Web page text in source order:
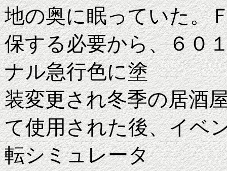
地の奥に眠っていた。
保する必要から、６０
ナル急行色に塗
装変更され冬季の居酒
て使用された後、イベ
転シミュレータ